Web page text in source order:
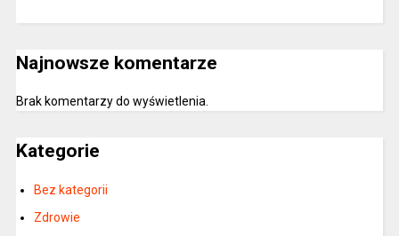
Najnowsze komentarze
Brak komentarzy do wyświetlenia.
Kategorie
Bez kategorii
Zdrowie